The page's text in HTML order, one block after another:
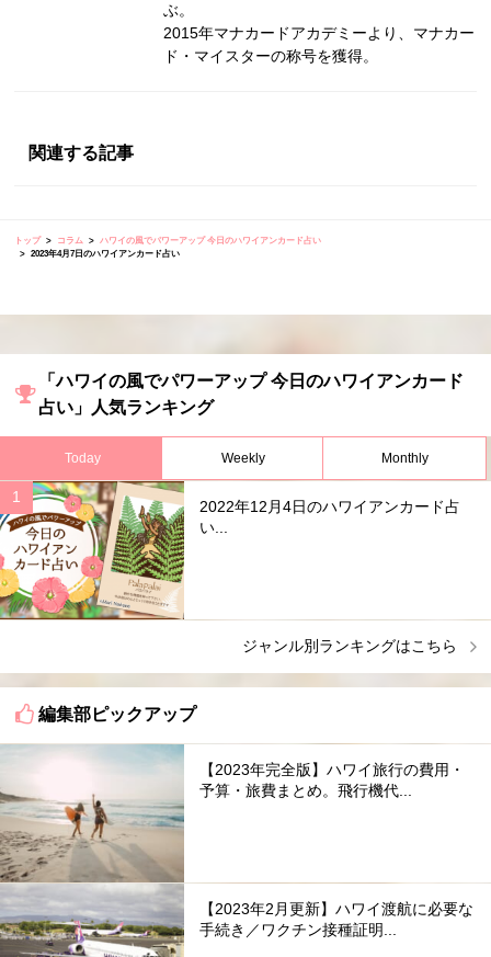
ぶ。
2015年マナカードアカデミーより、マナカー
ド・マイスターの称号を獲得。
関連する記事
トップ コラム
ハワイの風でパワーアップ 今日のハワイアンカード占い
2023年4月7日のハワイアンカード占い
「ハワイの風でパワーアップ 今日のハワイアンカード
占い」人気ランキング
Today Weekly Monthly
2022年12月4日のハワイアンカード占
い...
ジャンル別ランキングはこちら
編集部ピックアップ
【2023年完全版】ハワイ旅行の費用・
予算・旅費まとめ。飛行機代...
【2023年2月更新】ハワイ渡航に必要な
手続き／ワクチン接種証明...